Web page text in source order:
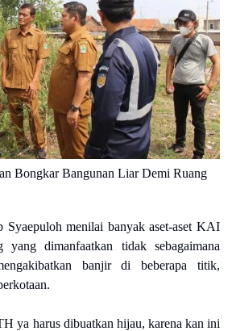
Bongkar Bangunan Liar Demi Ruang
Syaepuloh menilai banyak aset-aset KAI
dimanfaatkan tidak sebagaimana
banjir di beberapa titik,
ya harus dibuatkan hijau, karena kan ini